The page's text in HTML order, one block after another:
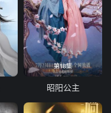
第18集
昭阳公主